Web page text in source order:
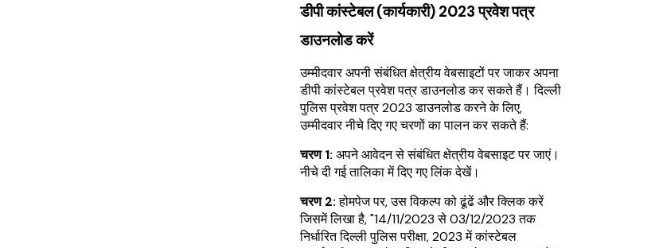
डीपी कांस्टेबल (कार्यकारी) 2023 प्रवेश पत्र
डाउनलोड करें
उम्मीदवार अपनी संबंधित क्षेत्रीय वेबसाइटों पर जाकर अपना
डीपी कांस्टेबल प्रवेश पत्र डाउनलोड कर सकते हैं। दिल्ली
पुलिस प्रवेश पत्र 2023 डाउनलोड करने के लिए,
उम्मीदवार नीचे दिए गए चरणों का पालन कर सकते हैं:
चरण 1: अपने आवेदन से संबंधित क्षेत्रीय वेबसाइट पर जाएं।
नीचे दी गई तालिका में दिए गए लिंक देखें।
चरण 2:होमपेज पर, उस विकल्प को ढूंढें और क्लिक करें
जिसमें लिखा है, "14/11/2023 से 03/12/2023 तक
निर्धारित दिल्ली पुलिस परीक्षा, 2023 में कांस्टेबल